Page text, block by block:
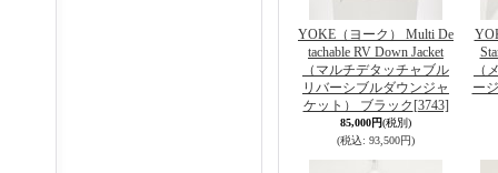
YOKE（ヨーク） Multi De
tachable RV Down Jacket
（マルチデタッチャブル
リバーシブルダウンジャ
ケット） ブラック [3743]
85,000円(税別)
(税込: 93,500円)
（
ー